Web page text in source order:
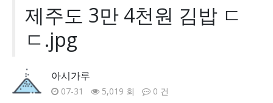
웹사이트 데이터 수집을 위한 크롤링 프로그램을 제작해드립
니다
웹사이트 데이터 수집을 위한 크롤링 프로그램을 제작해드립
웹사이트 데이터 수집을 위한 크롤링 프로그램을 제작해드립
니다
제주도 3만 4천원 김밥 ㄷ
ㄷ.jpg
아시가루
07-31 5,019 회 0 건